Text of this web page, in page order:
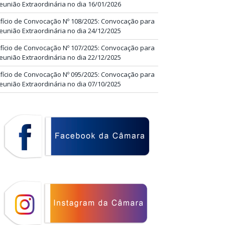
Extraordinária no dia 16/01/2026
de Convocação Nº 108/2025: Convocação para
Extraordinária no dia 24/12/2025
de Convocação Nº 107/2025: Convocação para
Extraordinária no dia 22/12/2025
de Convocação Nº 095/2025: Convocação para
Extraordinária no dia 07/10/2025